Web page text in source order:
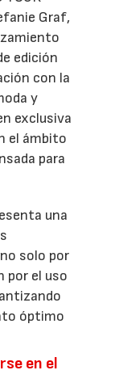
Graf,
edición
con la
y
exclusiva
el ámbito
para
una
solo por
por el uso
óptimo
en el